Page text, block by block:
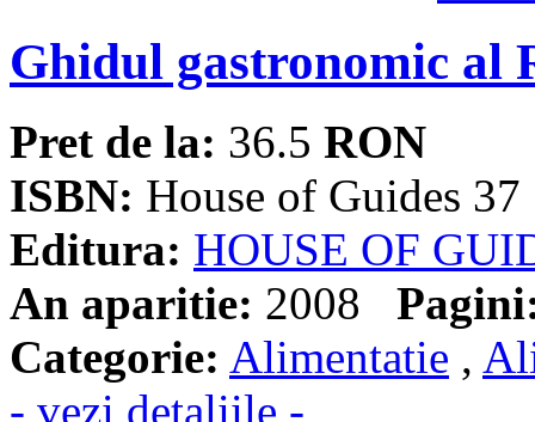
Ghidul gastronomic al
Pret de la: 36.5 RON
ISBN: House of Guides 37
Editura: HOUSE OF
An aparitie: 2008
Categorie: Alimentatie ,
- vezi detaliile -